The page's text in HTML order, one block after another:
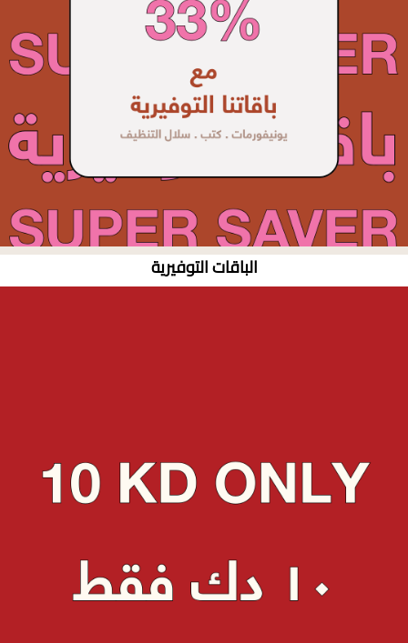
الباقات التوفيرية